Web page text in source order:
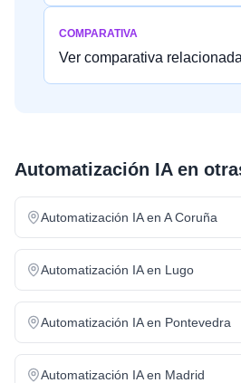
COMPARATIVA
Ver comparativa relacionada
Automatización IAen
Automatización IAen A Coruña
Automatización IAen Lugo
Automatización IAen Pontevedra
Automatización IAen Madrid